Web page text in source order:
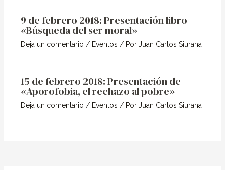
9 de febrero 2018: Presentación libro
«Búsqueda del ser moral»
Deja un comentario / Eventos / PorJuan Carlos Siurana
15 de febrero 2018: Presentación de
«Aporofobia, el rechazo al pobre»
Deja un comentario / Eventos / PorJuan Carlos Siurana